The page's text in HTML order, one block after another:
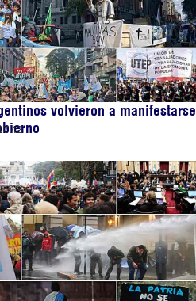
volvieron a manifestarse